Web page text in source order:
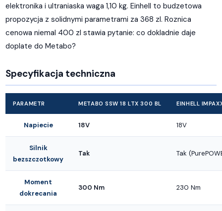
elektronika i ultraniaska waga 1,10 kg. Einhell to budzetowa
propozycja z solidnymi parametrami za 368 zl. Roznica
cenowa niemal 400 zl stawia pytanie: co dokladnie daje
doplate do Metabo?
Specyfikacja techniczna
PARAMETR METABO SSW 18 LTX 300 BL EINHELL
Napiecie 18V 18V
Silnik
bezszczotkowy
Tak Tak
Moment
dokrecania
300 Nm 230 Nm